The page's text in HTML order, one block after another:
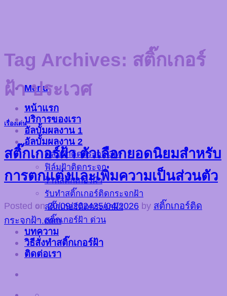
Menu
หน้าแรก
บริการของเรา
อัลบั้มผลงาน 1
อัลบั้มผลงาน 2
ฟิล์มฝ้าติดกระจก 3M
ฟิล์มฝ้าติดกระจก
ร้านสติ๊กเกอร์ฝ้า
รับทำสติ๊กเกอร์ติดกระจกฝ้า
สติ๊กเกอร์ติดกระจกฝ้า
สติ๊กเกอร์ฝ้า ด่วน
บทความ
วิธีสั่งทำสติ๊กเกอร์ฝ้า
ติดต่อเรา
Tag Archives: สติ๊กเกอร์
ฝ้า ประเวศ
เรื่องเด่น
สติ๊กเกอร์ฝ้า ตัวเลือกยอดนิยมสำหรับ
การตกแต่งและเพิ่มความเป็นส่วนตัว
Posted on20/09/202425/04/2026 by สติ๊กเกอร์ติด
กระจกฝ้า.com